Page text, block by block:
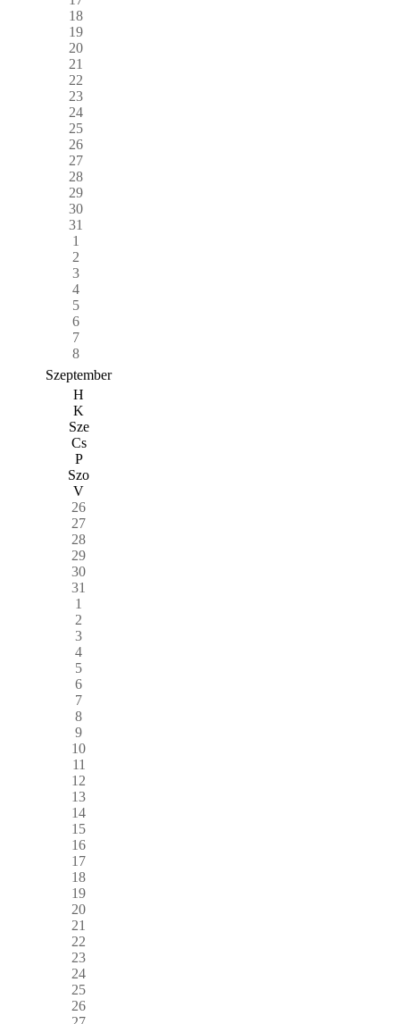
18
19
20
21
22
23
24
25
26
27
28
29
30
31
1
2
3
4
5
6
7
8
Szeptember
H
K
Sze
Cs
P
Szo
V
26
27
28
29
30
31
1
2
3
4
5
6
7
8
9
10
11
12
13
14
15
16
17
18
19
20
21
22
23
24
25
26